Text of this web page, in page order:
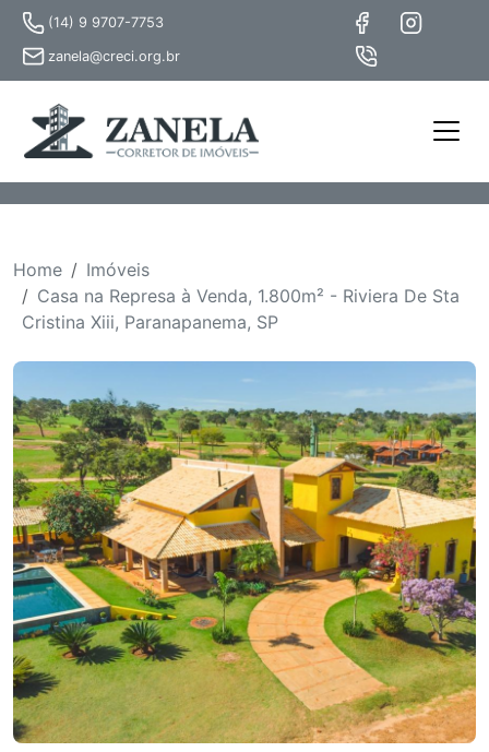
(14) 9 9707-7753
zanela@creci.org.br
Home
Imóveis
Casa na Represa à Venda, 1.800m² - Riviera De Sta
Cristina Xiii, Paranapanema, SP